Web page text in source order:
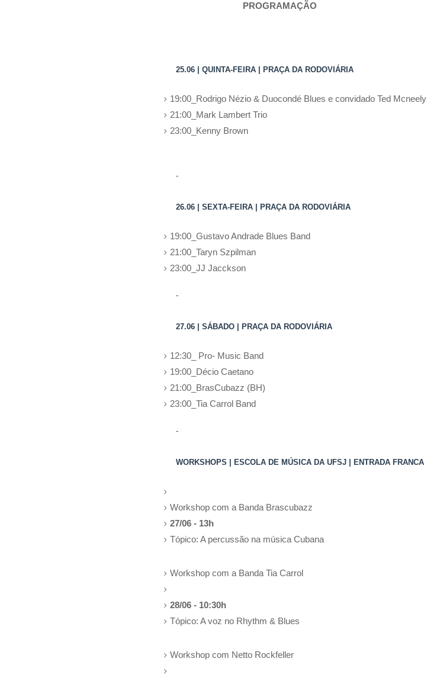
PROGRAMAÇÃO
25.06 | QUINTA-FEIRA | PRAÇA DA RODOVIÁRIA
19:00_Rodrigo Nézio & Duocondé Blues e convidado Ted Mcneely
21:00_Mark Lambert Trio
23:00_Kenny Brown
-
26.06 | SEXTA-FEIRA | PRAÇA DA RODOVIÁRIA
19:00_Gustavo Andrade Blues Band
21:00_Taryn Szpilman
23:00_JJ Jacckson
-
27.06 | SÁBADO | PRAÇA DA RODOVIÁRIA
12:30_ Pro- Music Band
19:00_Décio Caetano
21:00_BrasCubazz (BH)
23:00_Tia Carrol Band
-
WORKSHOPS | ESCOLA DE MÚSICA DA UFSJ | ENTRADA FRANCA
Workshop com a Banda Brascubazz
27/06 - 13h
Tópico: A percussão na música Cubana
Workshop com a Banda Tia Carrol
28/06 - 10:30h
Tópico: A voz no Rhythm & Blues
Workshop com Netto Rockfeller